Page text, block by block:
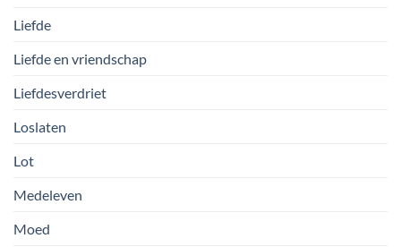
Liefde
Liefde en vriendschap
Liefdesverdriet
Loslaten
Lot
Medeleven
Moed